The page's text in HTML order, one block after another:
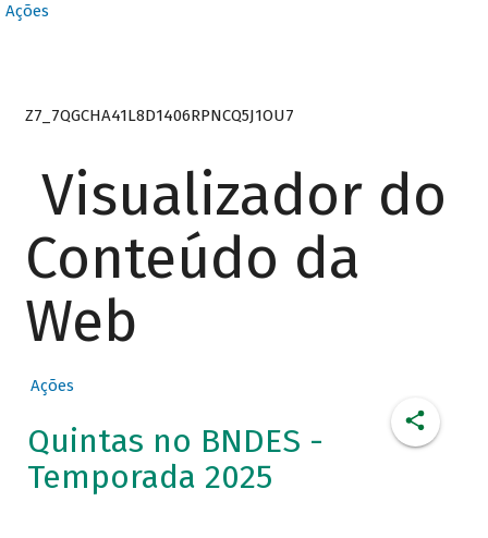
Ações
Z7_7QGCHA41L8D1406RPNCQ5J1OU7
Visualizador do
Conteúdo da
Web
Ações
Quintas no BNDES -
Temporada 2025